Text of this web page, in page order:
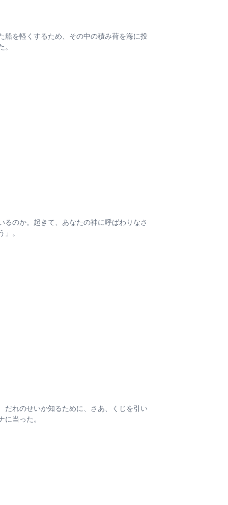
船を軽くするため、その中の積み荷を海に投
。
のか。起きて、あなたの神に呼ばわりなさ
」。
だれのせいか知るために、さあ、くじを引い
に当った。